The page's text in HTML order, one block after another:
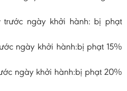
trước ngày khởi hành: bị phạt
ngày khởi hành:bị phạt 15%
ngày khởi hành:bị phạt 20%